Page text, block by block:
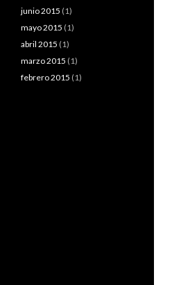
junio 2015 (1)
mayo 2015 (1)
abril 2015 (1)
marzo 2015 (1)
febrero 2015 (1)